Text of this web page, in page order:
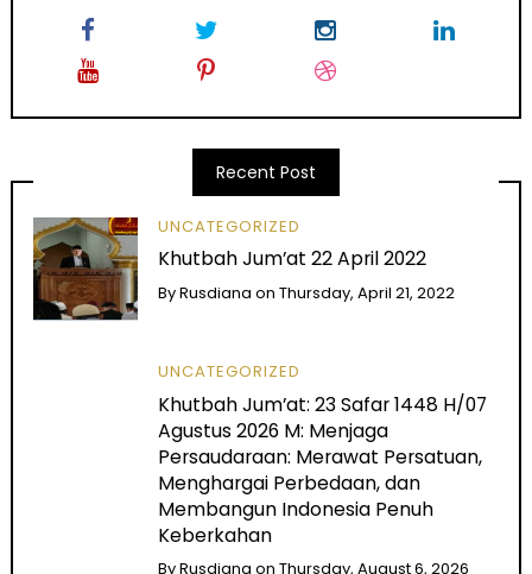
Recent Post
UNCATEGORIZED
Khutbah Jum’at 22 April 2022
ByRusdiana onThursday, April 21, 2022
UNCATEGORIZED
Khutbah Jum’at: 23 Safar 1448 H/07
Agustus 2026 M: Menjaga
Persaudaraan: Merawat Persatuan,
Menghargai Perbedaan, dan
Membangun Indonesia Penuh
Keberkahan
ByRusdiana onThursday, August 6, 2026